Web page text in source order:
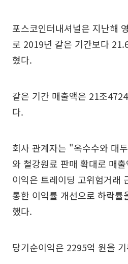
포스코인터내셔널은 지난해
로 2019년 같은 기간보다
혔다.
같은 기간 매출액은 21조
다.
회사 관계자는 "옥수수와 대
와 철강원료 판매 확대로 매
이익은 트레이딩 고위험거래
통한 이익률 개선으로 하락
했다.
당기순이익은 2295억 원을